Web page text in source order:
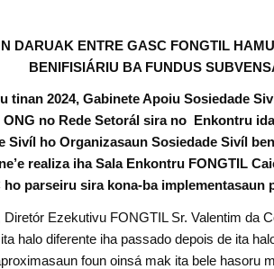
DARUAK ENTRE GASC FONGTIL
BENIFISIÁRIU BA FUNDUS
tinan 2024, Gabinete Apoiu Sosiedade
no Rede Setorál sira no Enkontru
Sivíl ho Organizasaun Sosiedade Sivíl
realiza iha Sala Enkontru FONGTIL
parseiru sira kona-ba implementasaun
Diretór Ezekutivu FONGTIL Sr. Valentim da
halo diferente iha passado depois de ita
foun oinsá mak ita bele hasoru